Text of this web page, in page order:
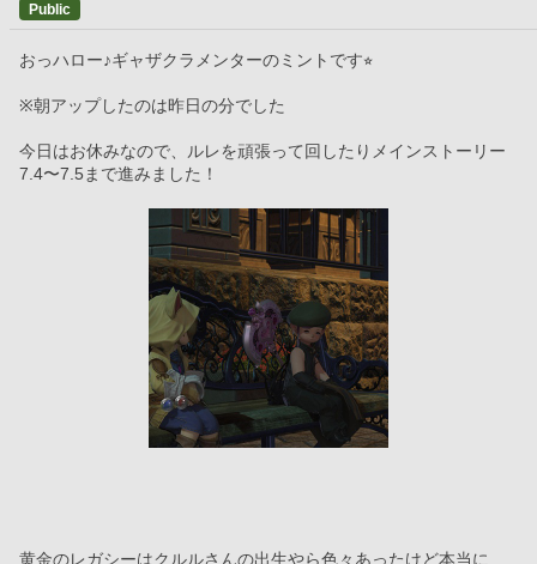
Public
おっハロー♪ギャザクラメンターのミントです⭐︎
※朝アップしたのは昨日の分でした
今日はお休みなので、ルレを頑張って回したりメインストーリー
7.4〜7.5まで進みました！
黄金のレガシーはクルルさんの出生やら色々あったけど本当に